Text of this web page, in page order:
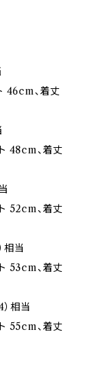
46cm、着丈
48cm、着丈
52cm、着丈
相当
53cm、着丈
相当
55cm、着丈